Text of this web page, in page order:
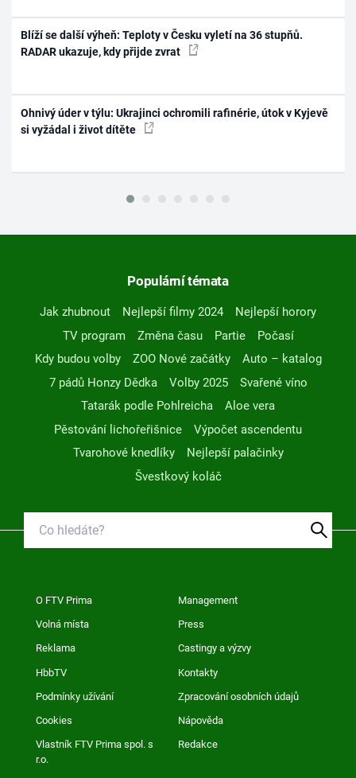
Blíží se další výheň: Teploty v Česku vyletí na 36 stupňů.
RADAR ukazuje, kdy přijde zvrat
Ohnivý úder v týlu: Ukrajinci ochromili rafinérie, útok v Kyjevě
si vyžádal i život dítěte
Populární témata
Jak zhubnout Nejlepší filmy 2024
Nejlepší horory
TV program
Změna času Partie
Počasí
Kdy budou volby
ZOO Nové začátky
Auto – katalog
7 pádů Honzy Dědka
Volby 2025
Svařené víno
Tatarák podle Pohlreicha
Aloe vera
Pěstování lichořeřišnice
Výpočet ascendentu
Tvarohové knedlíky
Nejlepší palačinky
Švestkový koláč
O FTV Prima Management
Volná místa Press
Reklama Castingy a výzvy
HbbTV Kontakty
Podmínky užívání Zpracování osobních údajů
Cookies Nápověda
Vlastník FTV Prima spol. s
r.o.
Redakce